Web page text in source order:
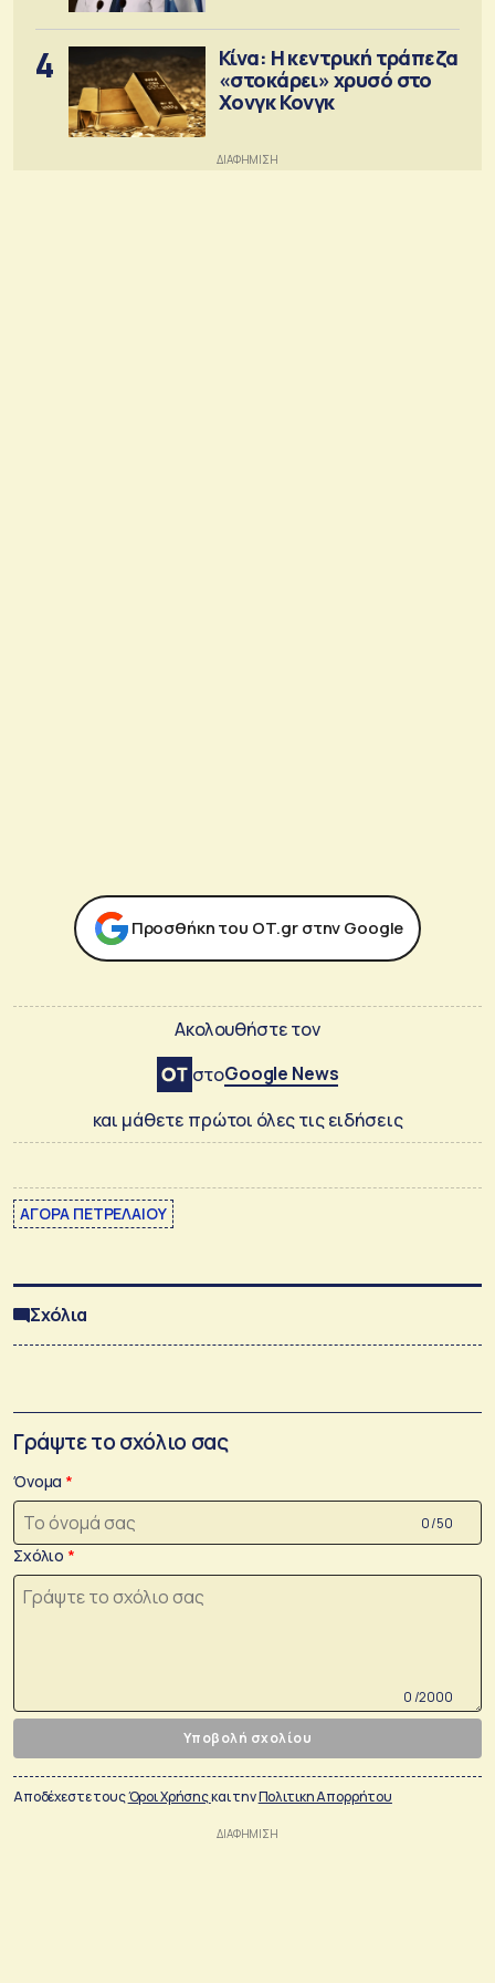
4
Κίνα: Η κεντρική τράπεζα
«στοκάρει» χρυσό στο
Χονγκ Κονγκ
Προσθήκη του ΟΤ.gr στην Google
Ακολουθήστε τον
στοGoogle News
και μάθετε πρώτοι όλες τις ειδήσεις
ΑΓΟΡΑ ΠΕΤΡΕΛΑΙΟΥ
Σχόλια
Γράψτε το σχόλιο σας
Όνομα
0 /50
Σχόλιο
0 /2000
Υποβολή σχολίου
Αποδέχεστε τουςΌροι Χρήσηςκαι τηνΠολιτικη Απορρήτου